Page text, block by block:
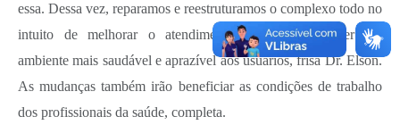
essa. Dessa vez, reparamos e reestruturamos o complexo todo no
intuito de melhorar o atendimento, além de oferecer um
ambiente mais saudável e aprazível aos usuários, frisa Dr. Elson.
As mudanças também irão beneficiar as condições de trabalho
dos profissionais da saúde, completa.